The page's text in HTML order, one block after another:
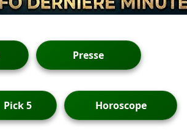
Presse
Pick 5 Horoscope